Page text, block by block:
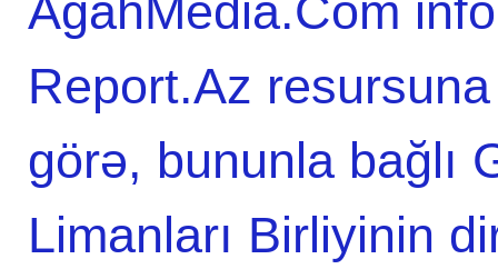
Report.Az
görə, bununla bağlı
Limanları Birliyinin